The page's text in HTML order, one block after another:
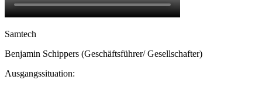
Samtech
Benjamin Schippers (Geschäftsführer/ Gesellschafter)
Ausgangssituation: